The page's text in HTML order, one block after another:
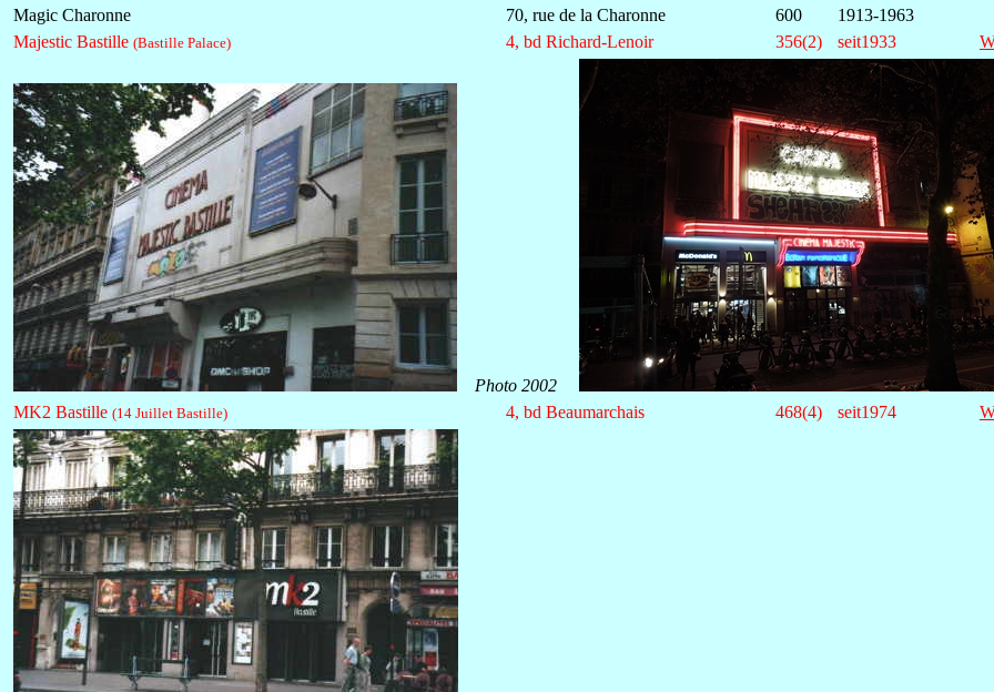
Magic Charonne
70, rue de la Charonne 600
1913-1963
Majestic Bastille (Bastille Palace) 4, bd Richard-Lenoir 356(2) seit1933
Photo 2002
MK2 Bastille (14 Juillet Bastille) 4, bd Beaumarchais 468(4) seit1974